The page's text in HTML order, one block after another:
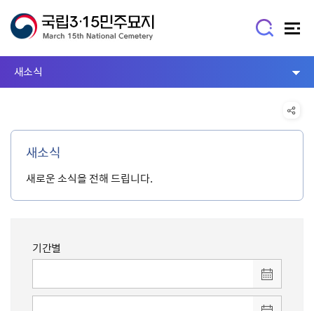
새소식
새소식
새로운 소식을 전해 드립니다.
기간별